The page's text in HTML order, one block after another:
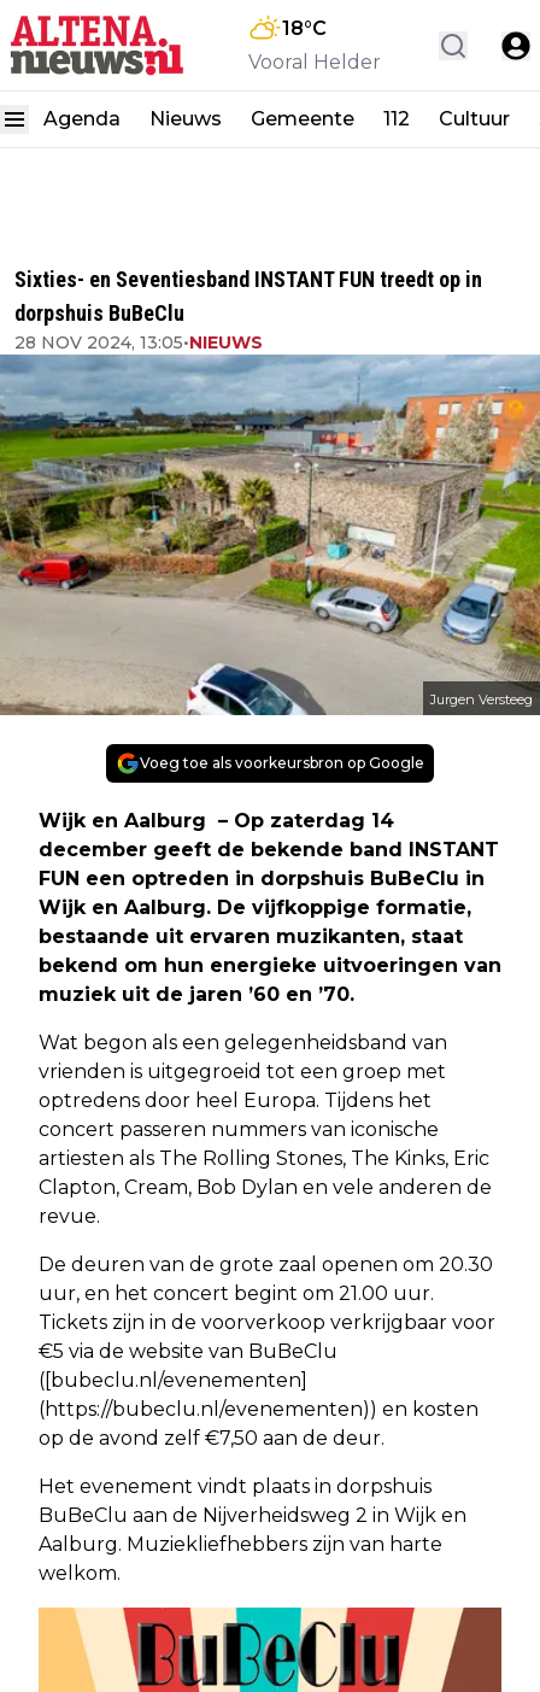
18°C
Vooral Helder
Agenda Nieuws Gemeente 112 Cultuur
Sixties- en Seventiesband INSTANT FUN treedt op in
dorpshuis BuBeClu
28 NOV 2024, 13:05•NIEUWS
Jurgen Versteeg
Voeg toe als voorkeursbron op Google
Wijk en Aalburg – Op zaterdag 14
december geeft de bekende band INSTANT
FUN een optreden in dorpshuis BuBeClu in
Wijk en Aalburg. De vijfkoppige formatie,
bestaande uit ervaren muzikanten, staat
bekend om hun energieke uitvoeringen van
muziek uit de jaren ’60 en ’70.
Wat begon als een gelegenheidsband van
vrienden is uitgegroeid tot een groep met
optredens door heel Europa. Tijdens het
concert passeren nummers van iconische
artiesten als The Rolling Stones, The Kinks, Eric
Clapton, Cream, Bob Dylan en vele anderen de
revue.
De deuren van de grote zaal openen om 20.30
uur, en het concert begint om 21.00 uur.
Tickets zijn in de voorverkoop verkrijgbaar voor
€5 via de website van BuBeClu
([bubeclu.nl/evenementen]
(https://bubeclu.nl/evenementen)) en kosten
op de avond zelf €7,50 aan de deur.
Het evenement vindt plaats in dorpshuis
BuBeClu aan de Nijverheidsweg 2 in Wijk en
Aalburg. Muziekliefhebbers zijn van harte
welkom.